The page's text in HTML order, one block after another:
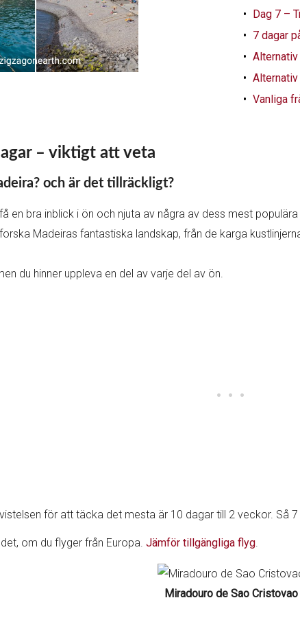
Dag 7 –
7 dagar
Vanliga
– viktigt att veta
och är det tillräckligt?
en bra inblick i ön och njuta av några av dess mest
Madeiras fantastiska landskap, från de karga
du hinner uppleva en del av varje del av ön.
för att täcka det mesta är 10 dagar till 2 veckor. Så
om du flyger från Europa. Jämför tillgängliga flyg.
Miradouro de Sao Cristovao